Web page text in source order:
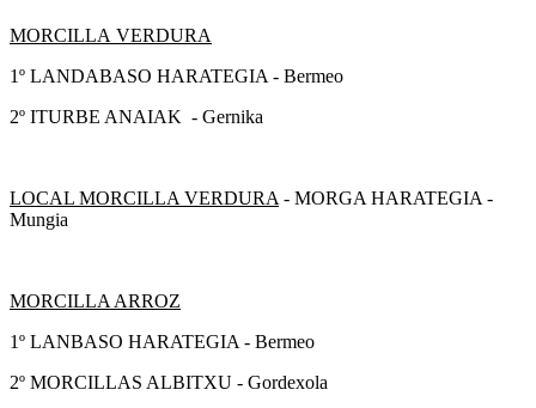
MORCILLA VERDURA
1º LANDABASO HARATEGIA - Bermeo
2º ITURBE ANAIAK - Gernika
LOCAL MORCILLA VERDURA - MORGA HARATEGIA -
Mungia
MORCILLA ARROZ
1º LANBASO HARATEGIA - Bermeo
2º MORCILLAS ALBITXU - Gordexola